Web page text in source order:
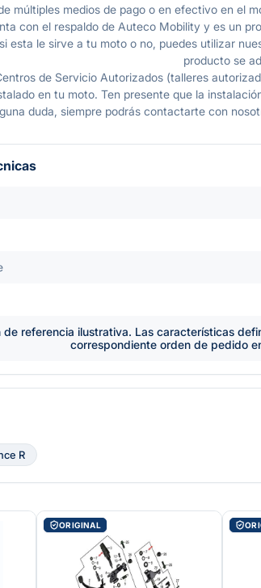
múltiples medios de pago o en efectivo en el
con el respaldo de Auteco Mobility y es un
esta le sirve a tu moto o no, puedes utilizar
producto se
de Servicio Autorizados (talleres
en tu moto. Ten presente que la
duda, siempre podrás contactarte con
de referencia ilustrativa. Las características
correspondiente orden de pedido
R
ORIGINAL